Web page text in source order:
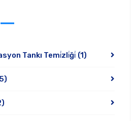
Tankı Temi̇zli̇ği̇ (1)